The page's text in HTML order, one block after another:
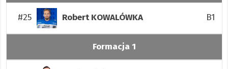
#25 RobertKOWALÓWKA B1
Formacja 1